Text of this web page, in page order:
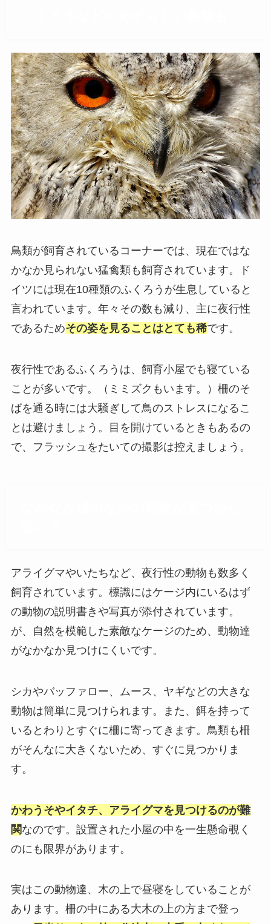
鳥類が飼育されているコーナーでは、現在ではな
かなか見られない猛禽類も飼育されています。ド
イツには現在10種類のふくろうが生息していると
言われています。年々その数も減り、主に夜行性
であるためその姿を見ることはとても稀です。
夜行性であるふくろうは、飼育小屋でも寝ている
ことが多いです。（ミミズクもいます。）柵のそ
ばを通る時には大騒ぎして鳥のストレスになるこ
とは避けましょう。目を開けているときもあるの
で、フラッシュをたいての撮影は控えましょう。
アライグマやいたちなど、夜行性の動物も数多く
飼育されています。標識にはケージ内にいるはず
の動物の説明書きや写真が添付されています。
が、自然を模範した素敵なケージのため、動物達
がなかなか見つけにくいです。
シカやバッファロー、ムース、ヤギなどの大きな
動物は簡単に見つけられます。また、餌を持って
いるとわりとすぐに柵に寄ってきます。鳥類も柵
がそんなに大きくないため、すぐに見つかりま
す。
かわうそやイタチ、アライグマを見つけるのが難
関なのです。設置された小屋の中を一生懸命覗く
のにも限界があります。
実はこの動物達、木の上で昼寝をしていることが
あります。柵の中にある大木の上の方まで登っ